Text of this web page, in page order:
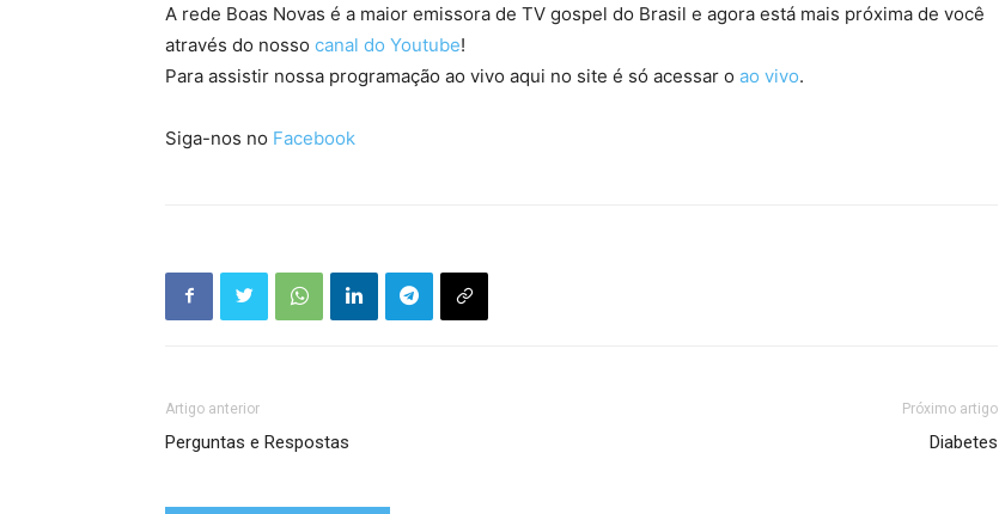
A rede Boas Novas é a maior emissora de TV gospel do Brasil e agora está mais próxima de você
através do nosso canal do Youtube!
Para assistir nossa programação ao vivo aqui no site é só acessar o ao vivo.
Siga-nos no Facebook
Artigo anterior
Perguntas e Respostas
Próximo artigo
Diabetes